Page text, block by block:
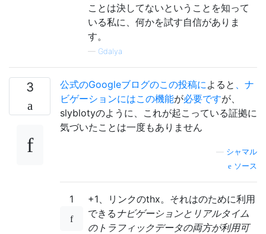
ことは決してないということを知って
いる私に、何かを試す自信がありま
す。
— Gdalya
3 公式のGoogleブログのこの投稿に よると
、ナ
ビゲーションにはこの機能が必要ですが、
slyblotyのように、これが起こっている証拠に
気づいたことは一度もありません
シャマル
ソース
1
+1、リンクのthx。それはのために利用
できる ナビゲーションとリアルタイム
のトラフィックデータの両方が利用可